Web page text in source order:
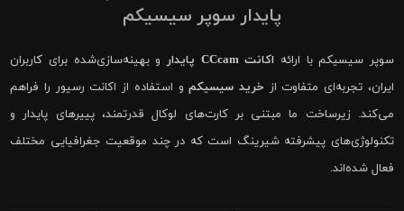
پایدار سوپر سیسیکم
سوپر سیسیکم با ارائه اکانت CCcam پایدار
و بهینه‌سازی‌شده برای کاربران
ایران، تجربه‌ای متفاوت از خرید سیسیکمو استفاده از اکانت رسیور را فراهم
می‌کند. زیرساخت ما مبتنی بر کارت‌های لوکال قدرتمند، پییرهای پایدار و
تکنولوژی‌های پیشرفته شیرینگ است که در چند موقعیت جغرافیایی مختلف
فعال شده‌اند.